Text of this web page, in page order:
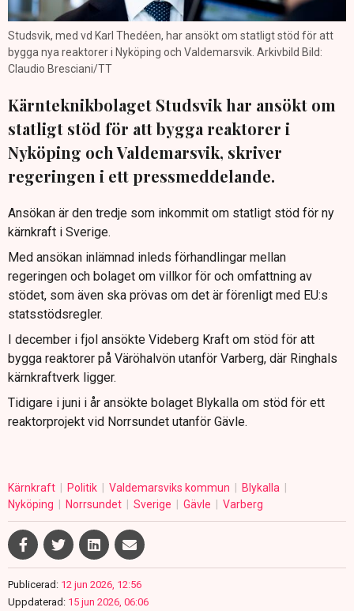
Studsvik, med vd Karl Thedéen, har ansökt om statligt stöd för att
bygga nya reaktorer i Nyköping och Valdemarsvik. Arkivbild Bild:
Claudio Bresciani/TT
Kärnteknikbolaget Studsvik har ansökt om
statligt stöd för att bygga reaktorer i
Nyköping och Valdemarsvik, skriver
regeringen i ett pressmeddelande.
Ansökan är den tredje som inkommit om statligt stöd för ny
kärnkraft i Sverige.
Med ansökan inlämnad inleds förhandlingar mellan
regeringen och bolaget om villkor för och omfattning av
stödet, som även ska prövas om det är förenligt med EU:s
statsstödsregler.
I december i fjol ansökte Videberg Kraft om stöd för att
bygga reaktorer på Väröhalvön utanför Varberg, där Ringhals
kärnkraftverk ligger.
Tidigare i juni i år ansökte bolaget Blykalla om stöd för ett
reaktorprojekt vid Norrsundet utanför Gävle.
Kärnkraft Politik Valdemarsviks kommun
Blykalla
Nyköping
Norrsundet Sverige Gävle Varberg
Publicerad: 12 jun 2026, 12:56
Uppdaterad: 15 jun 2026, 06:06